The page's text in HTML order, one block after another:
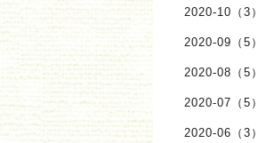
2020-10（3）
2020-09（5）
2020-08（5）
2020-07（5）
2020-06（3）